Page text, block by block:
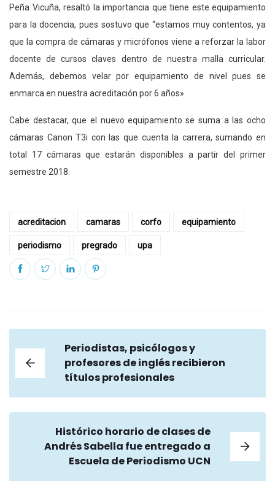
Peña Vicuña, resaltó la importancia que tiene este equipamiento
para la docencia, pues sostuvo que “estamos muy contentos, ya
que la compra de cámaras y micrófonos viene a reforzar la labor
docente de cursos claves dentro de nuestra malla curricular.
Además, debemos velar por equipamiento de nivel pues se
enmarca en nuestra acreditación por 6 años».
Cabe destacar, que el nuevo equipamiento se suma a las ocho
cámaras Canon T3i con las que cuenta la carrera, sumando en
total 17 cámaras que estarán disponibles a partir del primer
semestre 2018.
acreditacion camaras corfo equipamiento
periodismo pregrado upa
Periodistas, psicólogos y
profesores de inglés recibieron
títulos profesionales
Histórico horario de clases de
Andrés Sabella fue entregado a
Escuela de Periodismo UCN